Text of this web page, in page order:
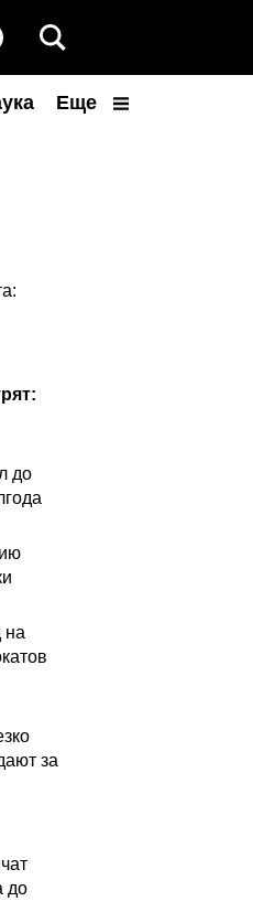
Еще
до
на
за
до